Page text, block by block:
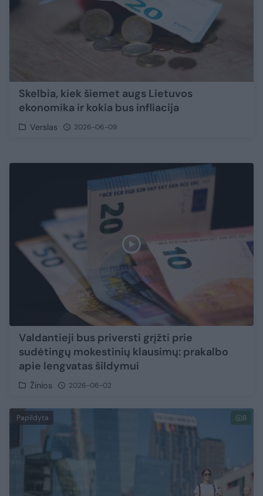
Skelbia, kiek šiemet augs Lietuvos
ekonomika ir kokia bus infliacija
Verslas 2026-06-09
Valdantieji bus priversti grįžti prie
sudėtingų mokestinių klausimų: prakalbo
apie lengvatas šildymui
Žinios 2026-06-02
Papildyta 8